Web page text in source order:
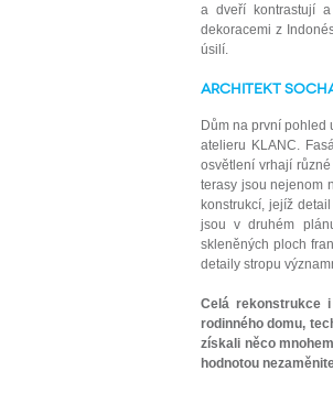
a dveří kontrastují
dekoracemi z
úsilí.
Architekt
Dům na první pohled
atelieru KLANC.
osvětlení vrhají
terasy jsou nejenom
konstrukcí, jejíž
jsou v druhém
skleněných ploch
detaily stropu
Celá rekonstrukce
rodinného domu,
získali něco
hodnotou